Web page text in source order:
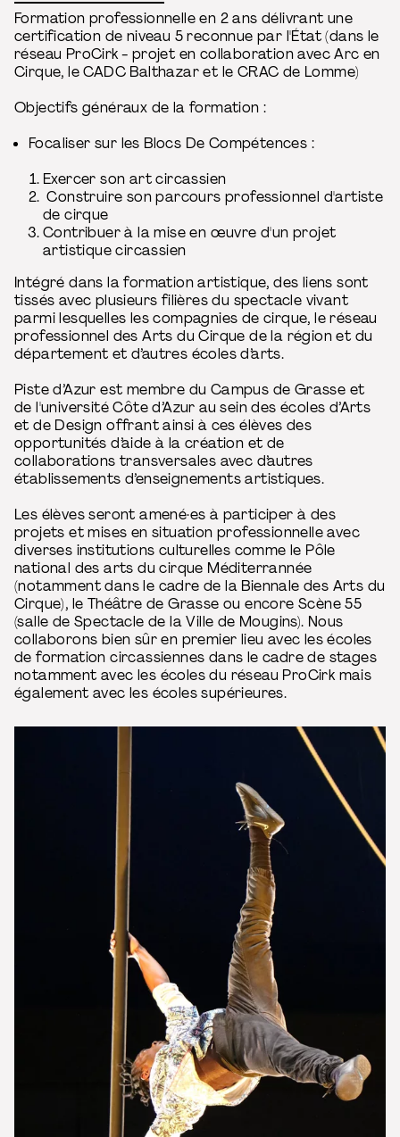
Formation professionnelle en 2 ans délivrant une
certification de niveau 5 reconnue par l'État (dans le
réseau ProCirk - projet en collaboration avec Arc en
Cirque, le CADC Balthazar et le CRAC de Lomme)
Objectifs généraux de la formation :
Focaliser sur les Blocs De Compétences :
Exercer son art circassien
Construire son parcours professionnel d'artiste
de cirque
Contribuer à la mise en œuvre d'un projet
artistique circassien
Intégré dans la formation artistique, des liens sont
tissés avec plusieurs filières du spectacle vivant
parmi lesquelles les compagnies de cirque, le réseau
professionnel des Arts du Cirque de la région et du
département et d’autres écoles d’arts.
Piste d’Azur est membre du Campus de Grasse et
de l'université Côte d’Azur au sein des écoles d’Arts
et de Design offrant ainsi à ces élèves des
opportunités d’aide à la création et de
collaborations transversales avec d’autres
établissements d’enseignements artistiques.
Les élèves seront amené·es à participer à des
projets et mises en situation professionnelle avec
diverses institutions culturelles comme le Pôle
national des arts du cirque Méditerrannée
(notamment dans le cadre de la Biennale des Arts du
Cirque), le Théâtre de Grasse ou encore Scène 55
(salle de Spectacle de la Ville de Mougins). Nous
collaborons bien sûr en premier lieu avec les écoles
de formation circassiennes dans le cadre de stages
notamment avec les écoles du réseau ProCirk mais
également avec les écoles supérieures.